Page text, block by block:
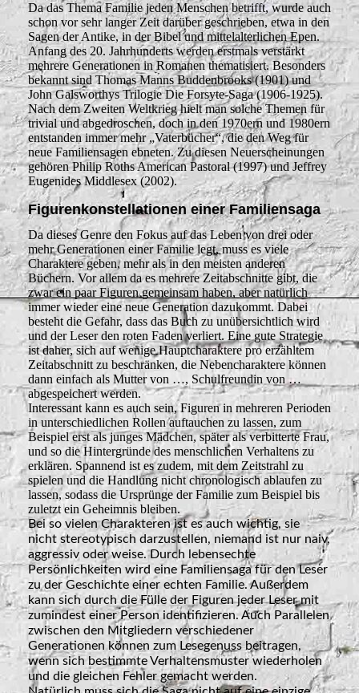
Da das Thema Familie jeden Menschen betrifft, wurde auch
schon vor sehr langer Zeit darüber geschrieben, etwa in den
Sagen der Antike, in der Bibel und mittelalterlichen Epen.
Anfang des 20. Jahrhunderts werden erstmals verstärkt
mehrere Generationen in Romanen thematisiert. Besonders
bekannt sind Thomas Manns Buddenbrooks (1901) und
John Galsworthys Trilogie Die Forsyte-Saga (1906-1925).
Nach dem Zweiten Weltkrieg hielt man solche Themen für
trivial und abgedroschen, doch in den 1970ern und 1980ern
entstanden immer mehr „Vaterbücher“, die den Weg für
neue Familiensagen ebneten. Zu diesen Neuerscheinungen
gehören Philip Roths American Pastoral (1997) und Jeffrey
Eugenides Middlesex (2002).
Figurenkonstellationen einer Familiensaga
Da dieses Genre den Fokus auf das Leben von drei oder
mehr Generationen einer Familie legt, muss es viele
Charaktere geben, mehr als in den meisten anderen
Büchern. Vor allem da es mehrere Zeitabschnitte gibt, die
zwar ein paar Figuren gemeinsam haben, aber natürlich
immer wieder eine neue Generation dazukommt. Dabei
besteht die Gefahr, dass das Buch zu unübersichtlich wird
und der Leser den roten Faden verliert. Eine gute Strategie
ist daher, sich auf wenige Hauptcharaktere pro erzähltem
Zeitabschnitt zu beschränken, die Nebencharaktere können
dann einfach als Mutter von …, Schulfreundin von …
abgespeichert werden.
Interessant kann es auch sein, Figuren in mehreren Perioden
in unterschiedlichen Rollen auftauchen zu lassen, zum
Beispiel erst als junges Mädchen, später als verbitterte Frau,
und so die Hintergründe des menschlichen Verhaltens zu
erklären. Spannend ist es zudem, mit dem Zeitstrahl zu
spielen und die Handlung nicht chronologisch ablaufen zu
lassen, sodass die Ursprünge der Familie zum Beispiel bis
zuletzt ein Geheimnis bleiben.
Bei so vielen Charakteren ist es auch wichtig, sie
nicht stereotypisch darzustellen, niemand ist nur naiv,
aggressiv oder weise. Durch lebensechte
Persönlichkeiten wird eine Familiensaga für den Leser
zu der Geschichte einer echten Familie. Außerdem
kann sich durch die Fülle der Figuren jeder Leser mit
zumindest einer Person identifizieren. Auch Parallelen
zwischen den Mitgliedern verschiedener
Generationen können zum Lesegenuss beitragen,
wenn sich bestimmte Verhaltensmuster wiederholen
und die gleichen Fehler gemacht werden.